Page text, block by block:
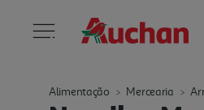
Alimentação Mercearia